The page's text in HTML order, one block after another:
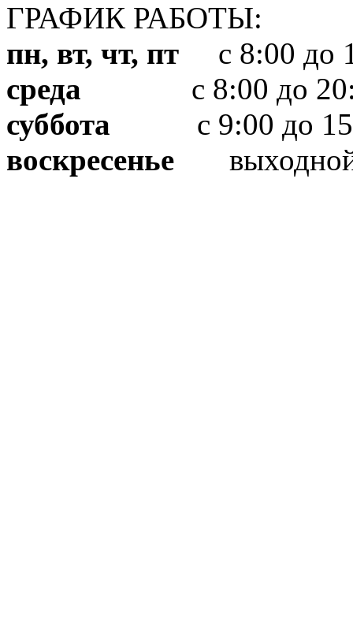
ГРАФИК РАБОТЫ:
пн, вт, чт, пт с 8:00 до
среда с 8:00 до
суббота с 9:00 до
воскресенье